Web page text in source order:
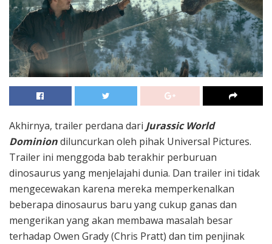
Akhirnya, trailer perdana dari Jurassic World
Dominiondiluncurkan oleh pihak Universal Pictures.
Trailer ini menggoda bab terakhir perburuan
dinosaurus yang menjelajahi dunia. Dan trailer ini tidak
mengecewakan karena mereka memperkenalkan
beberapa dinosaurus baru yang cukup ganas dan
mengerikan yang akan membawa masalah besar
terhadap Owen Grady (Chris Pratt) dan tim penjinak